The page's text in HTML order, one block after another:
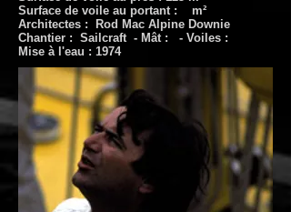
Surface de voile au portant : m²
Architectes : Rod Mac Alpine Downie
Chantier : Sailcraft - Mât : - Voiles :
Mise à l'eau : 1974